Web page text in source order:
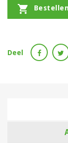
 Bestellen
Deel